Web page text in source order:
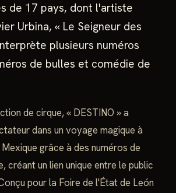
de 17 pays, dont l'artiste
Urbina, « Le Seigneur des
plusieurs numéros
de bulles et comédie de
de cirque, « DESTINO » a
dans un voyage magique à
grâce à des numéros de
créant un lien unique entre le public
pour la Foire de l'État de León